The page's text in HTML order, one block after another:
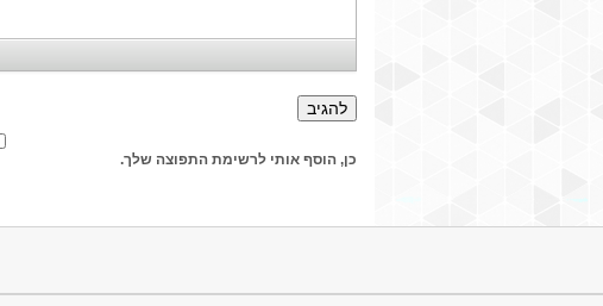
כן, הוסף אותי לרשימת התפוצה שלך.